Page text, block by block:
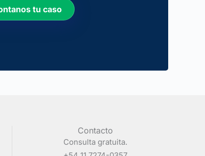
tu caso
Contacto
Consulta gratuita.